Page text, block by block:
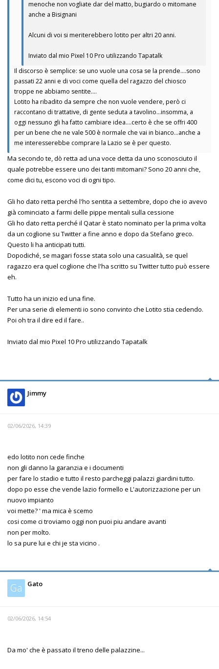
menoche non vogliate dar del matto, bugiardo o mitomane
anche a Bisignani
Alcuni di voi si meriterebbero lotito per altri 20 anni.
Inviato dal mio Pixel 10 Pro utilizzando Tapatalk
Il discorso è semplice: se uno vuole una cosa se la prende….sono
passati 22 anni e di voci come quella del ragazzo del chiosco
troppe ne abbiamo sentite….
Lotito ha ribadito da sempre che non vuole vendere, però ci
raccontano di trattative, di gente seduta a tavolino…insomma, a
oggi nessuno gli ha fatto cambiare idea….certo è che se offri 400
per un bene che ne vale 500 è normale che vai in bianco…anche a
me interesserebbe comprare la Lazio se è per questo.
Ma secondo te, dò retta ad una voce detta da uno sconosciuto il
quale potrebbe essere uno dei tanti mitomani? Sono 20 anni che,
come dici tu, escono voci di ogni tipo.
Gli ho dato retta perché l'ho sentita a settembre, dopo che io avevo
già cominciato a farmi delle pippe mentali sulla cessione
Gli ho dato retta perché il Qatar è stato nominato per la prima volta
da un coglione su Twitter a fine anno e dopo da Stefano greco.
Questo li ha anticipati tutti.
Dopodiché, se magari fosse stata solo una casualità, se quel
ragazzo era quel coglione che l'ha scritto su Twitter tutto può essere
eh.
Tutto ha un inizio ed una fine.
Per una serie di elementi io sono convinto che Lotito stia cedendo.
Poi oh tra il dire ed il fare..
Inviato dal mio Pixel 10 Pro utilizzando Tapatalk
Jimmy
02/06/2026, 14:39
edo lotito non cede finche
non gli danno la garanzia e i documenti
per fare lo stadio e tutto il resto parcheggi palazzi giardini tutto.
dopo po esse che vende lazio formello e L'autorizzazione per un
nuovo impianto
voi mette? ' ma mica è scemo
cosi come ci troviamo oggi non puoi piu andare avanti
non per molto.
lo sa pure lui e chi je sta vicino .
Ga Gato
02/06/2026, 14:54
Da mo' che è passato il treno delle palazzine...